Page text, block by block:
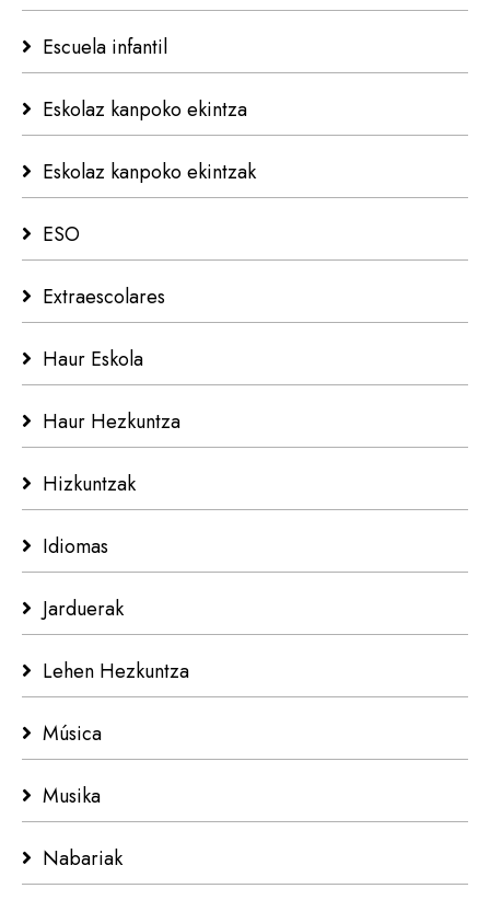
Escuela infantil
Eskolaz kanpoko ekintza
Eskolaz kanpoko ekintzak
ESO
Extraescolares
Haur Eskola
Haur Hezkuntza
Hizkuntzak
Idiomas
Jarduerak
Lehen Hezkuntza
Música
Musika
Nabariak